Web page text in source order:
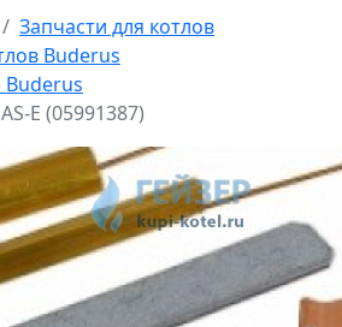
Запчасти для котлов
Buderus
E (05991387)